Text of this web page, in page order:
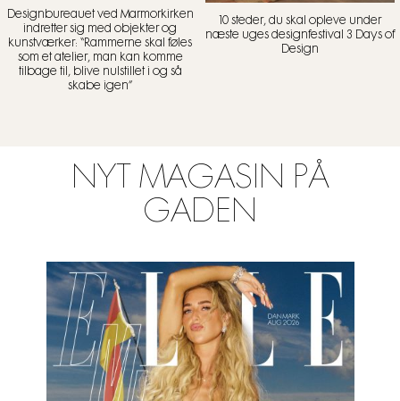
Designbureauet ved Marmorkirken
indretter sig med objekter og
kunstværker: “Rammerne skal føles
som et atelier, man kan komme
tilbage til, blive nulstillet i og så
skabe igen”
10 steder, du skal opleve under
næste uges designfestival 3 Days of
Design
NYT MAGASIN PÅ
GADEN